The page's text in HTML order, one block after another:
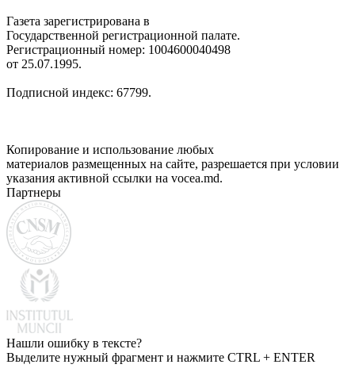
Газета зарегистрирована в
Государственной регистрационной палате.
Регистрационный номер: 1004600040498
от 25.07.1995.
Подписной индекс: 67799.
Копирование и использование любых
материалов размещенных на сайте, разрешается при условии
указания активной ссылки на vocea.md.
Партнеры
Нашли ошибку в тексте?
Выделите нужный фрагмент и нажмите CTRL + ENTER